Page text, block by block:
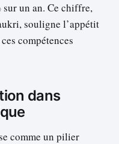
un an. Ce chiffre,
souligne l’appétit
compétences
dans
comme un pilier